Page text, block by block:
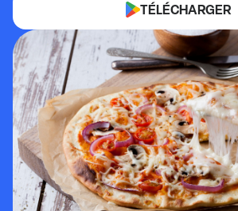
TÉLÉCHARGER